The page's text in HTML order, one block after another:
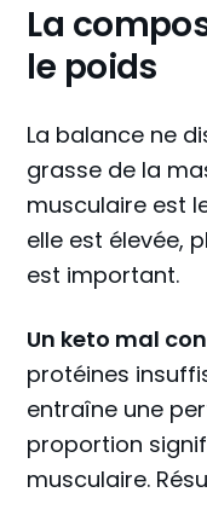
La
le poids
La balance ne
grasse de la
musculaire est
elle est élevée,
est important.
Un keto mal
protéines
entraîne une
proportion
musculaire.